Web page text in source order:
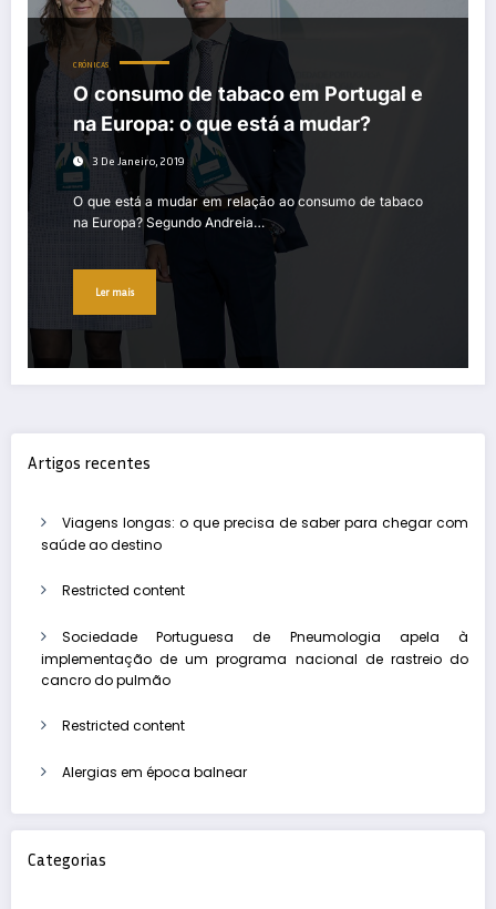
CRÓNICAS
O consumo de tabaco em Portugal e
na Europa: o que está a mudar?
3 De Janeiro, 2019
O que está a mudar em relação ao consumo de tabaco
na Europa? Segundo Andreia…
Ler mais
Artigos recentes
Viagens longas: o que precisa de saber para chegar com
saúde ao destino
Restricted content
Sociedade Portuguesa de Pneumologia apela à
implementação de um programa nacional de rastreio do
cancro do pulmão
Restricted content
Alergias em época balnear
Categorias